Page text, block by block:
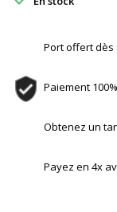
Port offert dès
Paiement
Obtenez un
Payez en 4x